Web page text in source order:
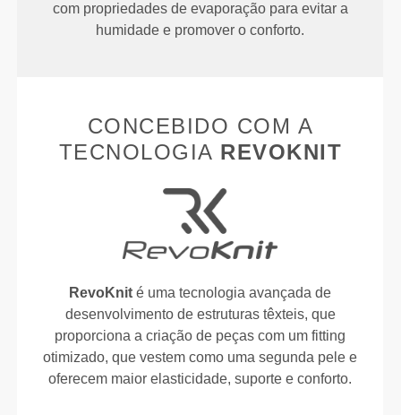
com propriedades de evaporação para evitar a
humidade e promover o conforto.
CONCEBIDO COM A
TECNOLOGIA REVOKNIT
RevoKnit é uma tecnologia avançada de
desenvolvimento de estruturas têxteis, que
proporciona a criação de peças com um fitting
otimizado, que vestem como uma segunda pele e
oferecem maior elasticidade, suporte e conforto.